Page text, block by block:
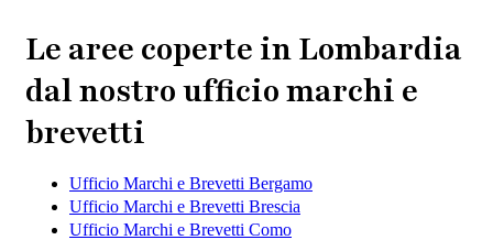
Le aree coperte in Lombardia
dal nostro ufficio marchi e
brevetti
Ufficio Marchi e Brevetti Bergamo
Ufficio Marchi e Brevetti Brescia
Ufficio Marchi e Brevetti Como